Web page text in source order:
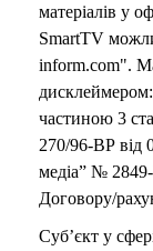
матеріалів у
SmartTV
inform.com".
дисклеймером:
частиною 3
270/96-ВР від
медіа” № 2849-
Договору/
Суб’єкт у